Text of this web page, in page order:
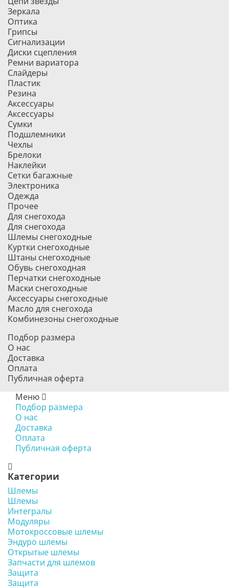
Зеркала
Оптика
Грипсы
Сигнализации
Диски сцепления
Ремни вариатора
Слайдеры
Пластик
Резина
Аксессуары
Аксессуары
Сумки
Подшлемники
Чехлы
Брелоки
Наклейки
Сетки багажные
Электроника
Одежда
Прочее
Для снегохода
Для снегохода
Шлемы снегоходные
Куртки снегоходные
Штаны снегоходные
Обувь снегоходная
Перчатки снегоходные
Маски снегоходные
Аксессуары снегоходные
Масло для снегохода
Комбинезоны снегоходные
Подбор размера
О нас
Доставка
Оплата
Публичная оферта
Меню
Подбор размера
О нас
Доставка
Оплата
Публичная оферта
Категории
Шлемы
Шлемы
Интегралы
Модуляры
Мотокроссовые шлемы
Эндуро шлемы
Открытые шлемы
Запчасти для шлемов
Защита
Защита